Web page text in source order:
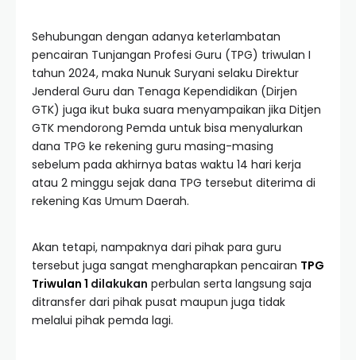
Sehubungan dengan adanya keterlambatan
pencairan Tunjangan Profesi Guru (TPG) triwulan I
tahun 2024, maka Nunuk Suryani selaku Direktur
Jenderal Guru dan Tenaga Kependidikan (Dirjen
GTK) juga ikut buka suara menyampaikan jika Ditjen
GTK mendorong Pemda untuk bisa menyalurkan
dana TPG ke rekening guru masing-masing
sebelum pada akhirnya batas waktu 14 hari kerja
atau 2 minggu sejak dana TPG tersebut diterima di
rekening Kas Umum Daerah.
Akan tetapi, nampaknya dari pihak para guru
tersebut juga sangat mengharapkan pencairan TPG
Triwulan 1 dilakukan perbulan serta langsung saja
ditransfer dari pihak pusat maupun juga tidak
melalui pihak pemda lagi.